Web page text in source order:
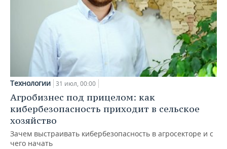
Технологии 31 июл, 00:00
Агробизнес под прицелом: как
кибербезопасность приходит в сельское
хозяйство
Зачем выстраивать кибербезопасность в агросекторе и с
чего начать